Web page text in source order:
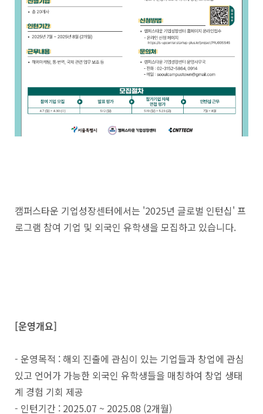
캠퍼스타운 기업성장센터에서는 '2025년 글로벌 인턴십' 프
로그램 참여 기업 및 외국인 유학생을 모집하고 있습니다.
[운영개요]
- 운영목적 : 해외 진출에 관심이 있는 기업들과 창업에 관심
있고 언어가 가능한 외국인 유학생들을 매칭하여 창업 생태
계 경험 기회 제공
- 인턴기간 : 2025.07 ~ 2025.08 (2개월)